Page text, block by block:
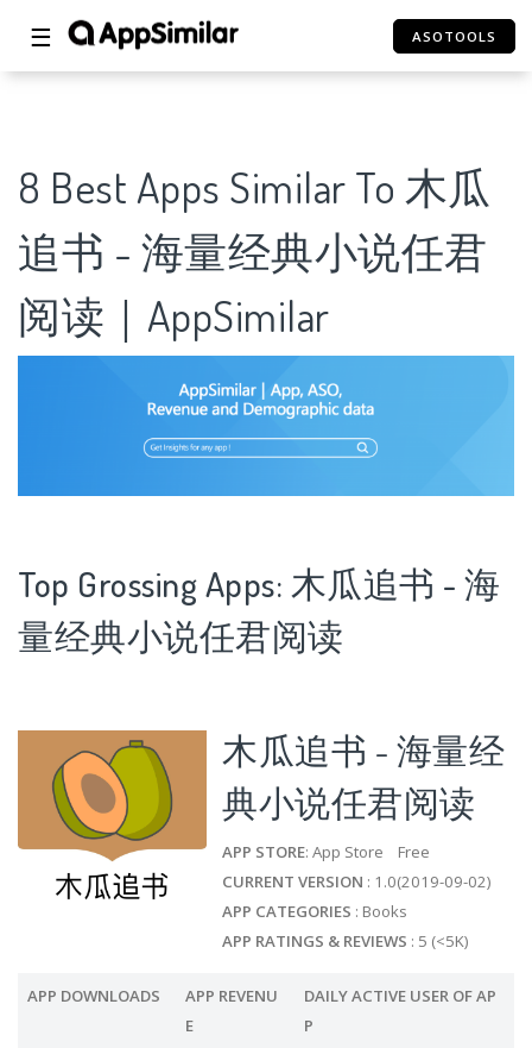
☰ ASOTOOLS
8 Best Apps Similar To 木瓜
追书 - 海量经典小说任君
阅读｜AppSimilar
Top Grossing Apps: 木瓜追书 - 海
量经典小说任君阅读
木瓜追书 - 海量经
典小说任君阅读
APP STORE: App Store Free
CURRENT VERSION : 1.0(2019-09-02)
APP CATEGORIES : Books
APP RATINGS & REVIEWS : 5 (<5K)
APP DOWNLOADS
APP REVENU
E
DAILY ACTIVE USER OF AP
P